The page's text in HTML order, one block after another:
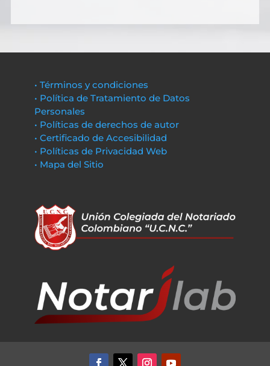
• Términos y condiciones
• Política de Tratamiento de Datos
Personales
• Políticas de derechos de autor
• Certificado de Accesibilidad
• Políticas de Privacidad Web
• Mapa del Sitio